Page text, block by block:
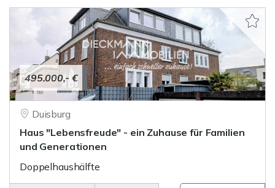
495.000,- €
Duisburg
Haus "Lebensfreude" - ein Zuhause für Familien
und Generationen
Doppelhaushälfte